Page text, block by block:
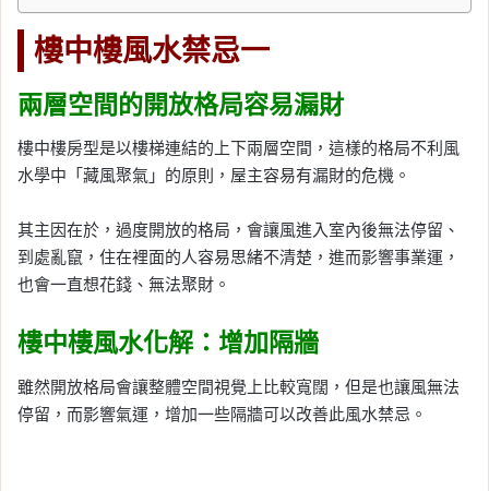
樓中樓風水禁忌一
兩層空間的開放格局容易漏財
樓中樓房型是以樓梯連結的上下兩層空間，這樣的格局不利風
水學中「藏風聚氣」的原則，屋主容易有漏財的危機。
其主因在於，過度開放的格局，會讓風進入室內後無法停留、
到處亂竄，住在裡面的人容易思緒不清楚，進而影響事業運，
也會一直想花錢、無法聚財。
樓中樓風水化解：增加隔牆
雖然開放格局會讓整體空間視覺上比較寬闊，但是也讓風無法
停留，而影響氣運，增加一些隔牆可以改善此風水禁忌。